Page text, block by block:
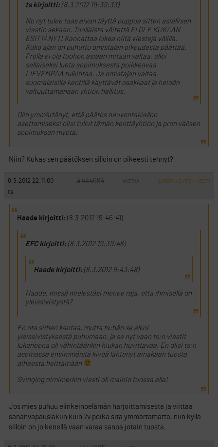
ts kirjoitti:(8.3.2012 19:39:33)
No nyt tulee taas aivan täyttä puppua sitten asiallisen
viestin sekaan. Tuollaista väitettä EI OLE KUKAAN
ESITTÄNYT! Kannattaa lukea niitä viestejä välillä.
Koko ajan on puhuttu omistajan oikeudesta päättää.
Prolla ei ole tuohon asiaan mitään valtaa, ellei
sellaiseksi lueta sopimuksesta poikkeavaa
LIEVEMPÄÄ tulkintaa. Ja omistajan valtaa
suomalaisilla kentillä käyttävät osakkaat ja heidän
valtuuttamanaan yhtiön hallitus.
Olin ymmärtänyt, että päätös neuvontakiellon
asettamiseksi olisi tullut tämän kenttäyhtiön ja pron välisen
sopimuksen myötä.
Niin? Kukas sen päätöksen silloin on oikeesti tehnyt?
8.3.2012 22:11:00 #444684 VASTAA ILMOITA ASIATON VIESTI
ts
Haade kirjoitti: (8.3.2012 19:46:41)
EFC kirjoitti:(8.3.2012 19:39:48)
Haade kirjoitti:(8.3.2012 9:43:48)
Haade, missä mielestäsi menee raja, että ihmisellä on
yleissivistystä?
En ota siihen kantaa, mutta ts:hän se alkoi
yleissivistyksestä puhumaan, ja se nyt vaan ts:n viestit
lukeneena oli vähintäänkin hiukan huvittavaa. En olisi ts:n
asemassa ensimmäistä kiveä lähtenyt ainakaan tuosta
aiheesta heittämään
Svinging nimimerkin viesti oli mainio tuossa alla!
Jos mies puhuu elinkeinoelämän harjoittamisesta ja viittaa
sananvapauslakiin kuin 7v poika sitä ymmärtämättä, niin kyllä
silloin on jo kenellä vaan varaa sanoa jotain tuosta.